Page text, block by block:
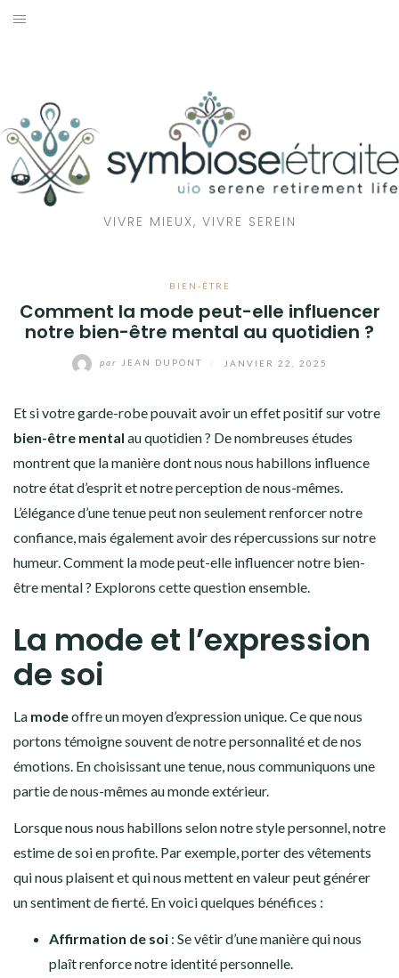
Aller
VIVRE MIEUX, VIVRE SEREIN
BIEN-ÊTRE
Comment la mode peut-elle influencer
notre bien-être mental au quotidien ?
par JEAN DUPONT JANVIER 22, 2025
Et si votre garde-robe pouvait avoir un effet positif sur votre
bien-être mental au quotidien ? De nombreuses études
montrent que la manière dont nous nous habillons influence
notre état d’esprit et notre perception de nous-mêmes.
L’élégance d’une tenue peut non seulement renforcer notre
confiance, mais également avoir des répercussions sur notre
humeur. Comment la mode peut-elle influencer notre bien-
être mental ? Explorons cette question ensemble.
La mode et l’expression
de soi
La modeoffre un moyen d’expression unique. Ce que nous
portons témoigne souvent de notre personnalité et de nos
émotions. En choisissant une tenue, nous communiquons une
partie de nous-mêmes au monde extérieur.
Lorsque nous nous habillons selon notre style personnel, notre
estime de soi en profite. Par exemple, porter des vêtements
qui nous plaisent et qui nous mettent en valeur peut générer
un sentiment de fierté. En voici quelques bénéfices :
Affirmation de soi : Se vêtir d’une manière qui nous
plaît renforce notre identité personnelle.
SANTÉ
MAISON